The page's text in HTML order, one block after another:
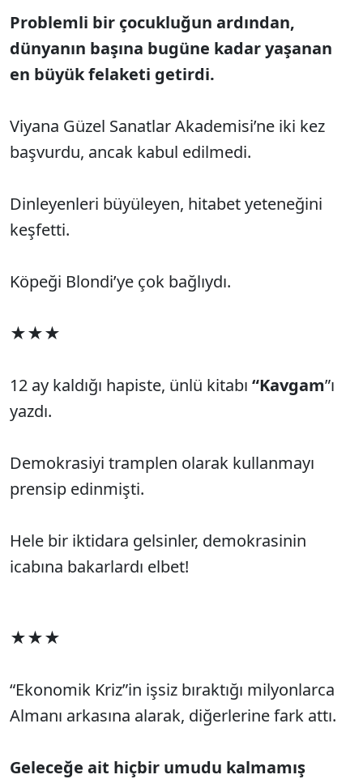
Problemli bir çocukluğun ardından,
dünyanın başına bugüne kadar yaşanan
en büyük felaketi getirdi.
Viyana Güzel Sanatlar Akademisi’ne iki kez
başvurdu, ancak kabul edilmedi.
Dinleyenleri büyüleyen, hitabet yeteneğini
keşfetti.
Köpeği Blondi’ye çok bağlıydı.
★★★
12 ay kaldığı hapiste, ünlü kitabı “Kavgam”ı
yazdı.
Demokrasiyi tramplen olarak kullanmayı
prensip edinmişti.
Hele bir iktidara gelsinler, demokrasinin
icabına bakarlardı elbet!
★★★
“Ekonomik Kriz”in işsiz bıraktığı milyonlarca
Almanı arkasına alarak, diğerlerine fark attı.
Geleceğe ait hiçbir umudu kalmamış